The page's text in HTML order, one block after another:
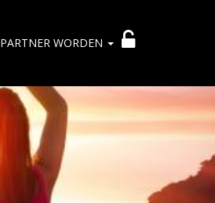
PARTNER WORDEN